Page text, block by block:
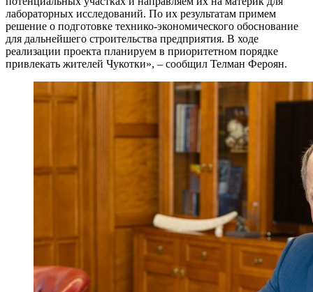
лабораторных исследований. По их результатам примем
решение о подготовке технико-экономического обоснование
для дальнейшего строительства предприятия. В ходе
реализации проекта планируем в приоритетном порядке
привлекать жителей Чукотки», – сообщил Телман Фероян.